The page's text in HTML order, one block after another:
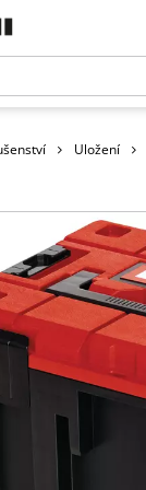
Uložení